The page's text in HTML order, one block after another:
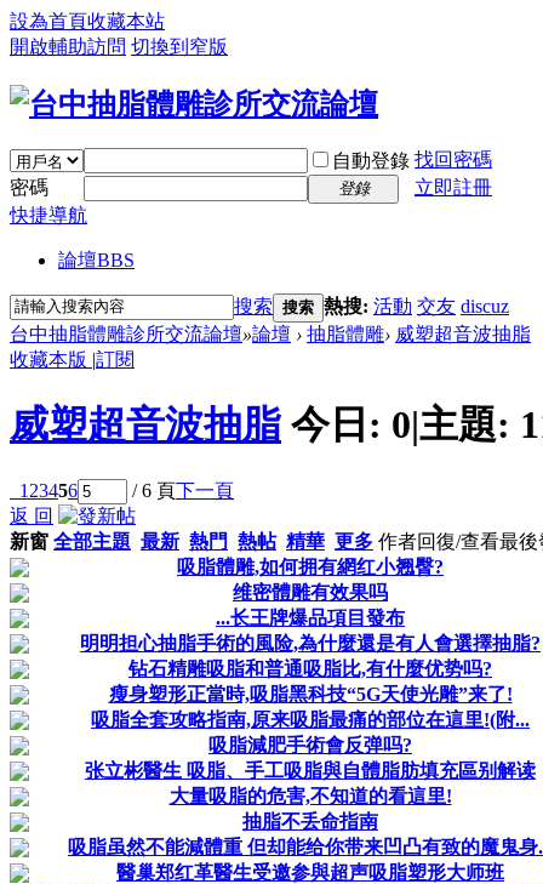
設為首頁收藏本站
開啟輔助訪問 切換到窄版
自動登錄 找回密碼
密碼
登錄
立即註冊
快捷導航
論壇BBS
搜索 搜索 熱搜: 活動 交友 discuz
台中抽脂體雕診所交流論壇»論壇 › 抽脂體雕› 威塑超音波抽脂
收藏本版 |訂閱
威塑超音波抽脂 今日: 0|主題:
1 23456 / 6 頁下一頁
返 回
新窗 全部主題 最新 熱門 熱帖 精華 更多 作者回復/查看最後
吸脂體雕,如何拥有網红小翘臀?
维密體雕有效果吗
...长王牌爆品項目發布
明明担心抽脂手術的風险,為什麼還是有人會選擇抽脂?
钻石精雕吸脂和普通吸脂比,有什麼优势吗?
瘦身塑形正當時,吸脂黑科技“5G天使光雕”来了!
吸脂全套攻略指南,原来吸脂最痛的部位在這里!(附...
吸脂減肥手術會反弹吗?
张立彬醫生 吸脂、手工吸脂與自體脂肪填充區别解读
大量吸脂的危害,不知道的看這里!
抽脂不丢命指南
吸脂虽然不能減體重 但却能给你带来凹凸有致的魔鬼身
醫巢郑红革醫生受邀参與超声吸脂塑形大师班